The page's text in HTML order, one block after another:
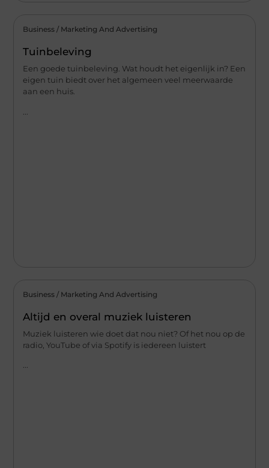
Business / Marketing And Advertising
Tuinbeleving
Een goede tuinbeleving. Wat houdt het eigenlijk in? Een
eigen tuin biedt over het algemeen veel meerwaarde
aan een huis.
Business / Marketing And Advertising
Altijd en overal muziek luisteren
Muziek luisteren wie doet dat nou niet? Of het nou op de
radio, YouTube of via Spotify is iedereen luistert